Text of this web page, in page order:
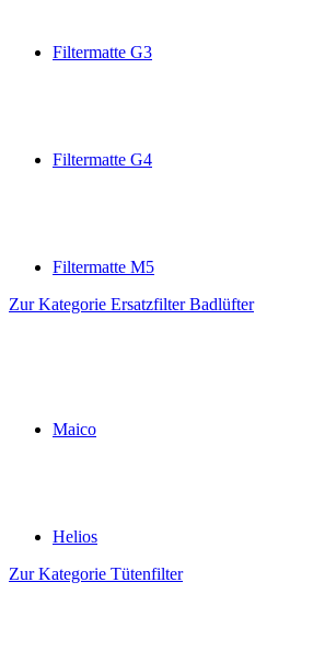
Filtermatte G3
Filtermatte G4
Filtermatte M5
Zur Kategorie Ersatzfilter Badlüfter
Maico
Helios
Zur Kategorie Tütenfilter